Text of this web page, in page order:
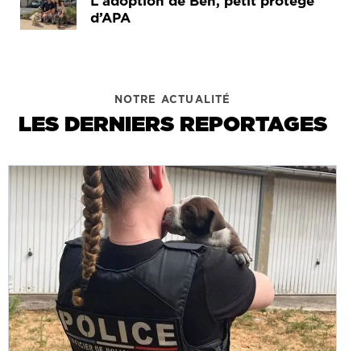
d’APA
NOTRE ACTUALITÉ
LES DERNIERS REPORTAGES